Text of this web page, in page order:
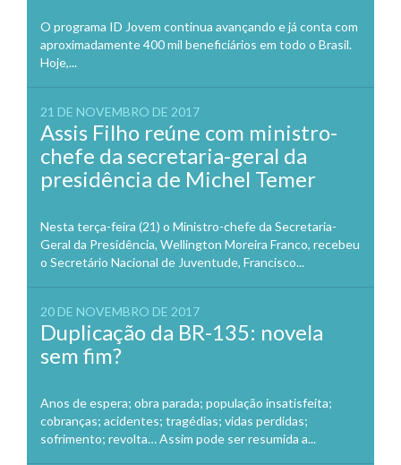
O programa ID Jovem continua avançando e já conta com
aproximadamente 400 mil beneficiários em todo o Brasil.
Hoje,...
21 DE NOVEMBRO DE 2017
Assis Filho reúne com ministro-
chefe da secretaria-geral da
presidência de Michel Temer
Nesta terça-feira (21) o Ministro-chefe da Secretaria-
Geral da Presidência, Wellington Moreira Franco, recebeu
o Secretário Nacional de Juventude, Francisco...
20 DE NOVEMBRO DE 2017
Duplicação da BR-135: novela
sem fim?
Anos de espera; obra parada; população insatisfeita;
cobranças; acidentes; tragédias; vidas perdidas;
sofrimento; revolta… Assim pode ser resumida a...